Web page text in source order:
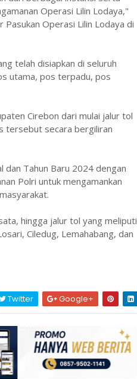
Operasi Lilin Lodaya,"
Operasi Lilin Lodaya di
telah disiapkan di seluruh
utama, pos terpadu, pos
Cirebon dari mulai jalur tol
tersebut secara bergiliran
dan Tahun Baru 2024 dengan
Polri untuk mengamankan
hingga jalur tol yang meliputi
Ciledug, Lemahabang, dan
Twitter Google+